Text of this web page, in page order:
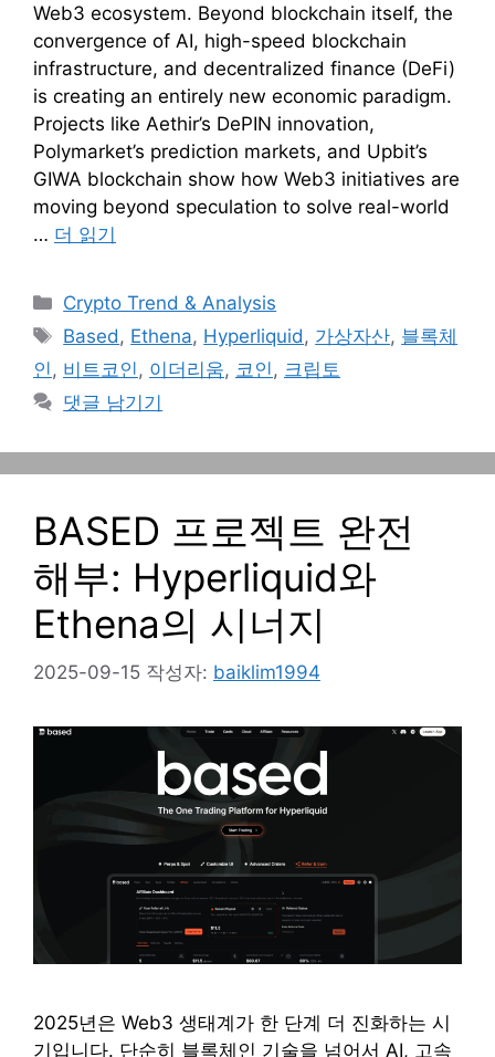
Web3 ecosystem. Beyond blockchain itself, the
convergence of AI, high-speed blockchain
infrastructure, and decentralized finance (DeFi)
is creating an entirely new economic paradigm.
Projects like Aethir’s DePIN innovation,
Polymarket’s prediction markets, and Upbit’s
GIWA blockchain show how Web3 initiatives are
moving beyond speculation to solve real-world
… 더 읽기
카
테
리
Crypto Trend & Analysis
태
그
Based , Ethena, Hyperliquid , 가상자산, 블록체
인 , 비트코인 , 이더리움, 코인 , 크립토
댓글 남기기
BASED 프로젝트 완전
해부: Hyperliquid와
Ethena의 시너지
2025-09-15 작성자: baiklim1994
2025년은 Web3 생태계가 한 단계 더 진화하는 시
기입니다. 단순히 블록체인 기술을 넘어서 AI, 고속